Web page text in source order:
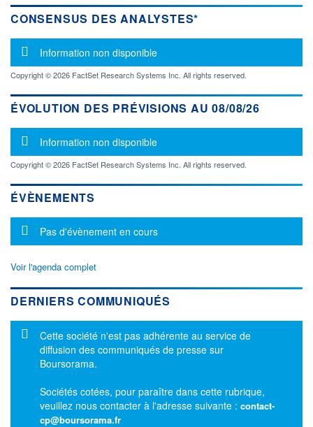
CONSENSUS DES ANALYSTES*
Message d'information
Information non disponible
Copyright © 2026 FactSet Research Systems Inc. All rights reserved.
ÉVOLUTION DES PRÉVISIONS AU 08/08/26
Message d'information
Information non disponible
Copyright © 2026 FactSet Research Systems Inc. All rights reserved.
ÉVÈNEMENTS
Message d'information
Pas d'évènement en cours
Voir l'agenda complet
DERNIERS COMMUNIQUÉS
Message d'information
Cette société n'est pas adhérente au service de
diffusion des communiqués de presse sur
Boursorama.
Sociétés cotées, pour paraître dans cette rubrique,
veuillez nous contacter à l'adresse suivante : contact-
cp@boursorama.fr